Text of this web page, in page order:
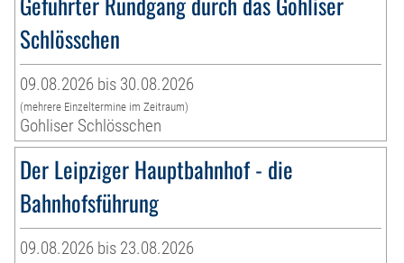
Schlösschen
09.08.2026 bis 30.08.2026
(mehrere Einzeltermine im Zeitraum)
Gohliser Schlösschen
Der Leipziger Hauptbahnhof - die
Bahnhofsführung
09.08.2026 bis 23.08.2026